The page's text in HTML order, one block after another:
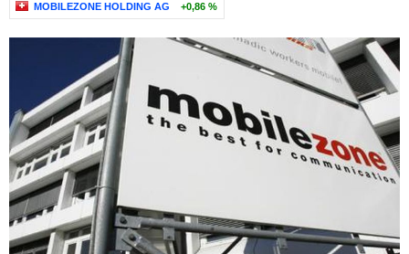
MOBILEZONE HOLDING AG +0,86 %